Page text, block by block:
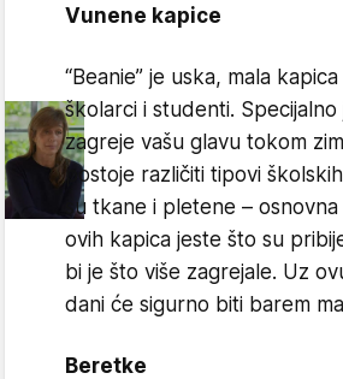
Vunene kapice
“Beanie” je uska, mala
školarci i studenti.
zagreje vašu glavu tokom
postoje različiti tipovi
su tkane i pletene –
ovih kapica jeste što su
bi je što više zagrejale. Uz
dani će sigurno biti barem
Beretke